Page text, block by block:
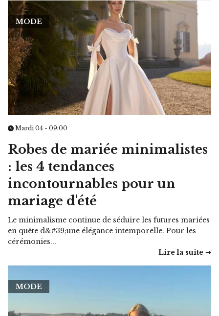
MODE
Mardi 04 - 09:00
Robes de mariée minimalistes
: les 4 tendances
incontournables pour un
mariage d'été
Le minimalisme continue de séduire les futures mariées
en quête d&#39;une élégance intemporelle. Pour les
cérémonies...
Lire la suite ➞
MODE